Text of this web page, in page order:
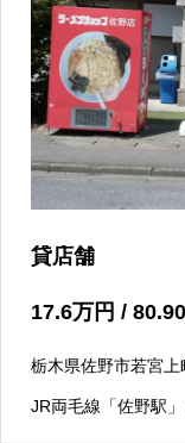
貸店舗
17.6万円 / 80.90
栃木県佐野市若宮上
JR両毛線「佐野駅